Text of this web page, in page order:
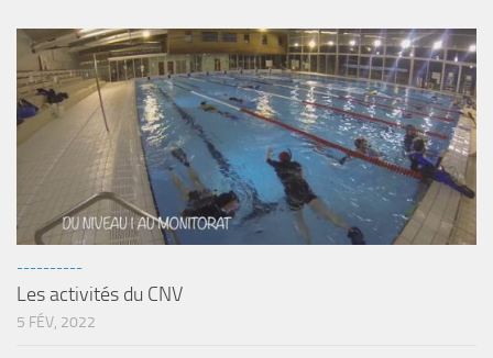
----------
Les activités du CNV
5 FÉV, 2022